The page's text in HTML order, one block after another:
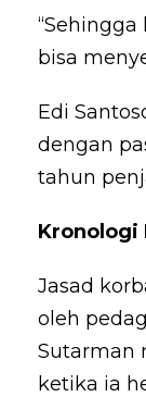
bisa
Edi
dengan
tahun
Kronologi
Jasad
oleh
Sutarman
ketika ia